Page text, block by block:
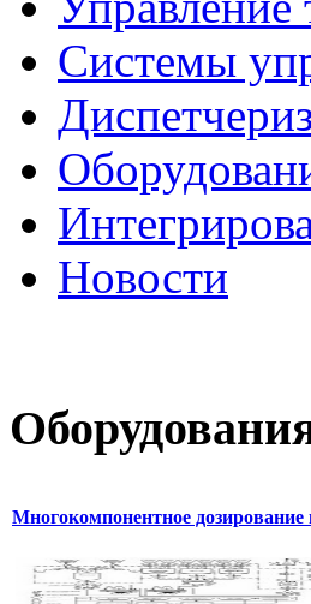
Системы
Новости
Многокомпонентное